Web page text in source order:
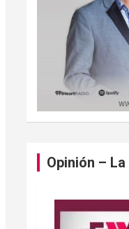
Opinión –